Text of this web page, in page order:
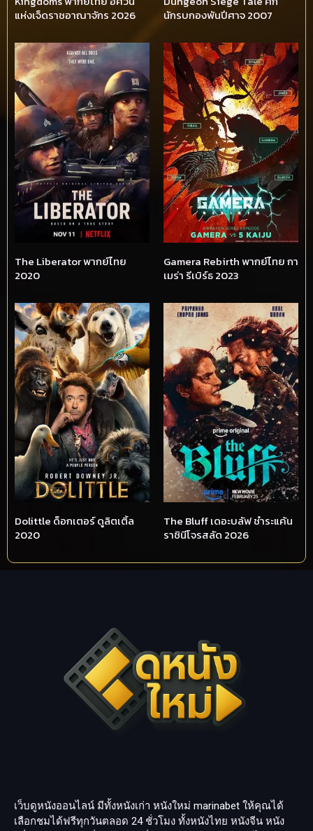
แห่งเจ็ดราชอาณาจักร 2026
นักรบกองพันปีศาจ 2007
The Liberator พากย์ไทย
2020
Gamera Rebirth พากย์ไทย กา
เมร่า รีเบิร์ธ 2023
Dolittle ด็อกเตอร์ ดูลิตเติ้ล
2020
The Bluff เดอะบลัฟ ชำระแค้น
ราชินีโจรสลัด 2026
เว็บดูหนังออนไลน์ มีทั้งหนังเก่า หนังใหม่ marinabet ให้คุณได้
เลือกชมได้ฟรีทุกวันตลอด 24 ชั่วโมง ทั้งหนังไทย หนังจีน หนัง